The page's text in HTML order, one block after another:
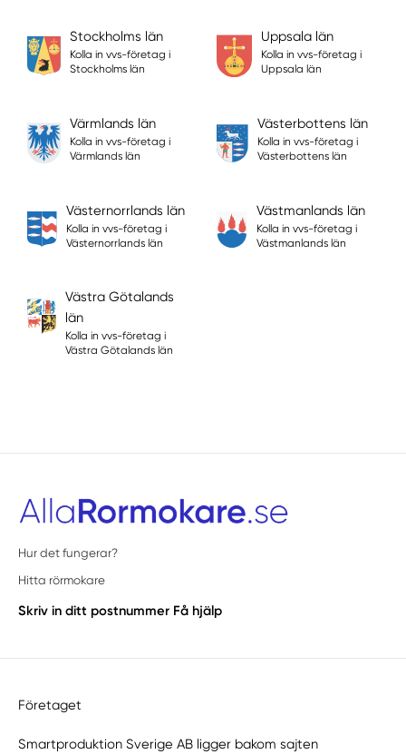
Stockholms län
Kolla in vvs-företag i
Stockholms län
Uppsala län
Kolla in vvs-företag i
Uppsala län
Värmlands län
Kolla in vvs-företag i
Värmlands län
Västerbottens län
Kolla in vvs-företag i
Västerbottens län
Västernorrlands län
Kolla in vvs-företag i
Västernorrlands län
Västmanlands län
Kolla in vvs-företag i
Västmanlands län
Västra Götalands
län
Kolla in vvs-företag i
Västra Götalands län
Hur det fungerar?
Hitta rörmokare
Skriv in ditt postnummer Få hjälp
Företaget
Smartproduktion Sverige AB ligger bakom sajten